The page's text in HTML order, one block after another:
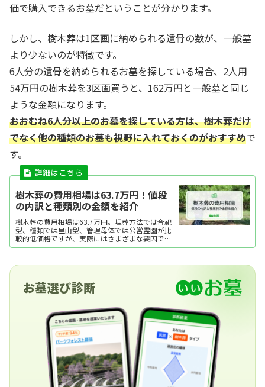
価で購入できるお墓だということが分かります。
しかし、樹木葬は1区画に納められる遺骨の数が、一般墓
より少ないのが特徴です。
6人分の遺骨を納められるお墓を探している場合、2人用
54万円の樹木葬を3区画買うと、162万円と一般墓と同じ
ような金額になります。
おおむね6人分以上のお墓を探している方は、樹木葬だけ
でなく他の種類のお墓も視野に入れておくのがおすすめで
す。
樹木葬の費用相場は63.7万円！値段
の内訳と種類別の金額を紹介
樹木葬の費用相場は63.7万円。埋葬方法では合祀
型、種類では里山型、管理母体では公営霊園が比
較的低価格ですが、実際にはさまざまな要因で費
用が変動します。ここでは、樹木葬の費用相場と
お墓選び診断